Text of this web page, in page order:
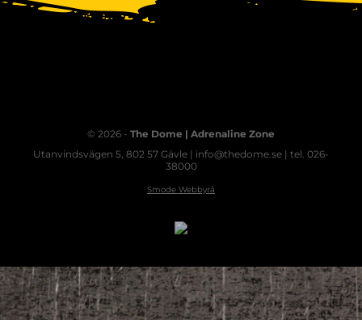
© 2026 - The Dome | Adrenaline Zone
Utanvindsvägen 5, 802 57 Gävle | info@thedome.se | tel. 026-
38000
Smode Webbyrå